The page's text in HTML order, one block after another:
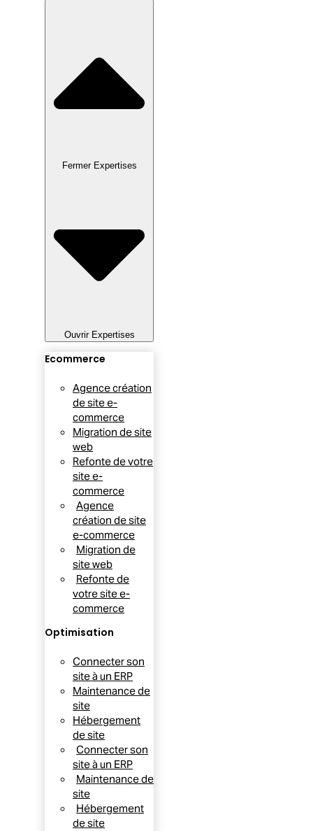
Fermer Expertises
Ouvrir Expertises
Ecommerce
Agence création
de site e-
commerce
Migration de site
web
Refonte de votre
site e-
commerce
Agence
création de site
e-commerce
Migration de
site web
Refonte de
votre site e-
commerce
Optimisation
Connecter son
site à un ERP
Maintenance de
site
Hébergement
de site
Connecter son
site à un ERP
Maintenance de
site
Hébergement
de site